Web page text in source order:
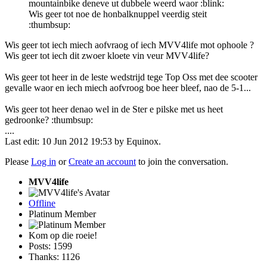
mountainbike deneve ut dubbele weerd waor :blink:
Wis geer tot noe de honbalknuppel veerdig steit
:thumbsup:
Wis geer tot iech miech aofvraog of iech MVV4life mot ophoole ?
Wis geer tot iech dit zwoer kloete vin veur MVV4life?
Wis geer tot heer in de leste wedstrijd tege Top Oss met dee scooter
gevalle waor en iech miech aofvroog boe heer bleef, nao de 5-1...
Wis geer tot heer denao wel in de Ster e pilske met us heet
gedroonke? :thumbsup:
....
Last edit: 10 Jun 2012 19:53 by Equinox.
Please Log in orCreate an account to join the conversation.
MVV4life
Offline
Platinum Member
Kom op die roeie!
Posts: 1599
Thanks: 1126